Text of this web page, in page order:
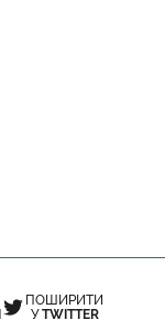
ПОШИРИТИ
УTWITTER